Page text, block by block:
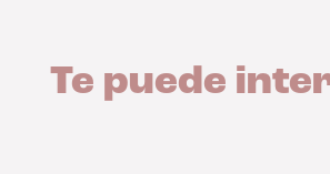
Te puede